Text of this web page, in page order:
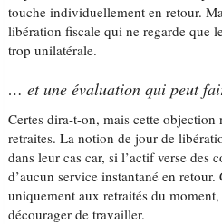
touche individuellement en retour.
libération fiscale qui ne regarde que
trop unilatérale.
… et une évaluation qui peut
Certes dira-t-on, mais cette objection
retraites. La notion de jour de
dans leur cas car, si l’actif verse des
d’aucun service instantané en retour.
uniquement aux retraités du
décourager de travailler.